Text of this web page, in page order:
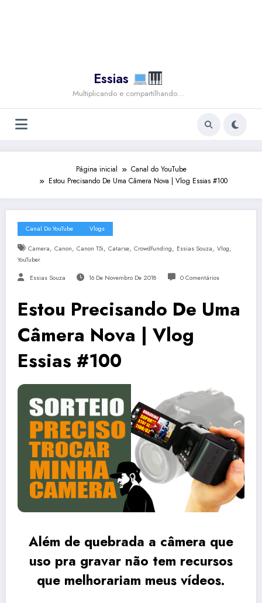
Essias
Multiplicando e compartilhando…
Página inicial
Canal do YouTube
Estou Precisando De Uma Câmera Nova | Vlog Essias #100
Canal Do YouTube Vlogs
Camera, Canon, Canon T5i, Catarse, Crowdfunding, Essias Souza, Vlog,
YouTuber
Essias Souza 16 De Novembro De 2018 0 Comentários
Estou Precisando De Uma
Câmera Nova | Vlog
Essias #100
Além de quebrada a câmera que
uso pra gravar não tem recursos
que melhorariam meus vídeos.